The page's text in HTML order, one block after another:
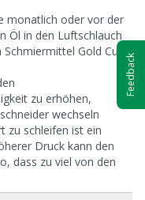
monatlich oder vor der
Öl in den Luftschlauch
Gold Cup
zu erhöhen,
wechseln
zu schleifen ist ein
Druck kann den
dass zu viel von den
Feedback